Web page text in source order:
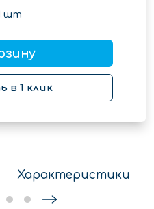
шт
в 1 клик
Характеристики